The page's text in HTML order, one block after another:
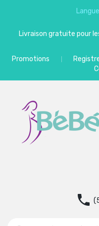
Langue
Livraison gratuite pour
Promotions